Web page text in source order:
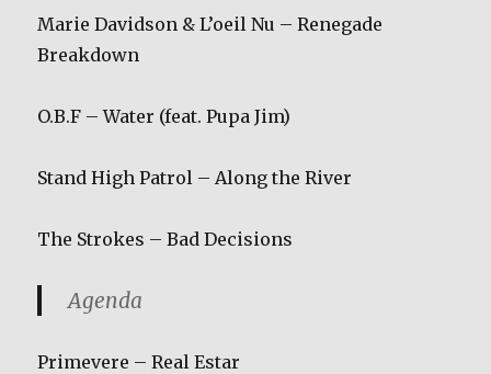
Marie Davidson & L’oeil Nu – Renegade
Breakdown
O.B.F – Water (feat. Pupa Jim)
Stand High Patrol – Along the River
The Strokes – Bad Decisions
Agenda
Primevere – Real Estar